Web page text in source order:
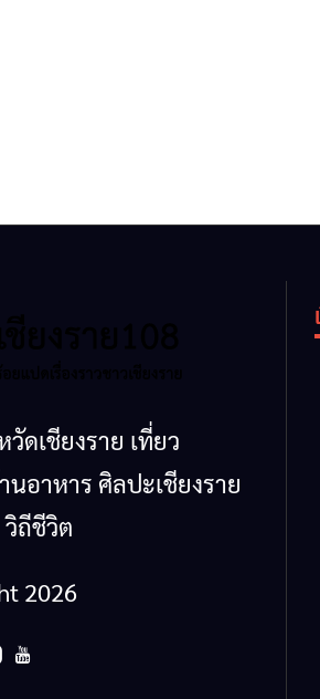
วัดเชียงราย เที่ยว
นอาหาร ศิลปะเชียงราย
ถีชีวิต
2026